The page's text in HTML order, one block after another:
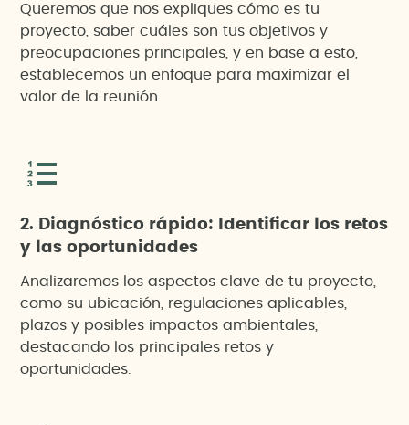
Queremos que nos expliques cómo es tu
proyecto, saber cuáles son tus objetivos y
preocupaciones principales, y en base a esto,
establecemos un enfoque para maximizar el
valor de la reunión.
2. Diagnóstico rápido: Identificar los retos
y las oportunidades
Analizaremos los aspectos clave de tu proyecto,
como su ubicación, regulaciones aplicables,
plazos y posibles impactos ambientales,
destacando los principales retos y
oportunidades.